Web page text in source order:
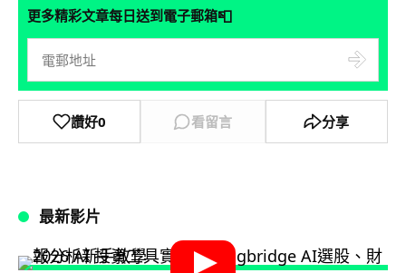
更多精彩文章每日送到電子郵箱📮
讚好0 看留言 分享
最新影片